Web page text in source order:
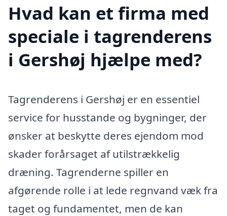
Hvad kan et firma med
speciale i tagrenderens
i Gershøj hjælpe med?
Tagrenderens i Gershøj er en essentiel
service for husstande og bygninger, der
ønsker at beskytte deres ejendom mod
skader forårsaget af utilstrækkelig
dræning. Tagrenderne spiller en
afgørende rolle i at lede regnvand væk fra
taget og fundamentet, men de kan